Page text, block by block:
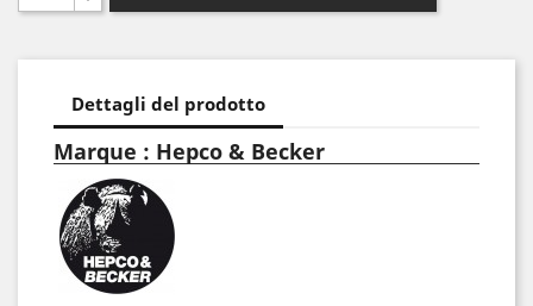
Dettagli del prodotto
Marque : Hepco & Becker